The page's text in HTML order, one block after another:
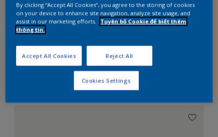
Gợi ý phối màu
The Perfect White
By clicking “Accept All Cookies”, you agree to the storing of cookies
on your device to enhance site navigation, analyze site usage, and
assist in our marketing efforts.
Tuyên bố Cookie để biết thêm
thông tin.
Reject All
Accept All Cookies
Cookies Settings